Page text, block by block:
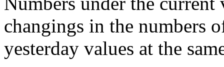
changings in the numbers
yesterday values at the